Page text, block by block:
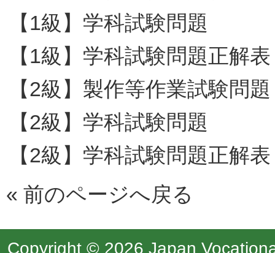
【1級】学科試験問題
【1級】学科試験問題正解表
【2級】製作等作業試験問題
【2級】学科試験問題
【2級】学科試験問題正解表
« 前のページへ戻る
Copyright © 2026 Japan